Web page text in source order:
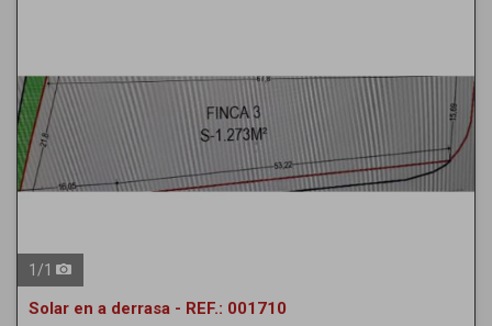
1 /1
Solar en a derrasa - REF.: 001710